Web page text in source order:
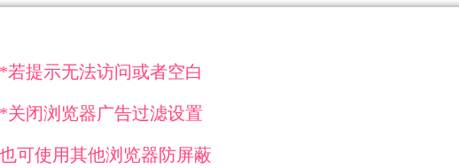
*若提示无法访问或者空白
*关闭浏览器广告过滤设置
可使用其他浏览器防屏蔽